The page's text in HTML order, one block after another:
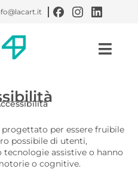
per essere fruibile
possibile di utenti,
assistive o hanno
o cognitive.